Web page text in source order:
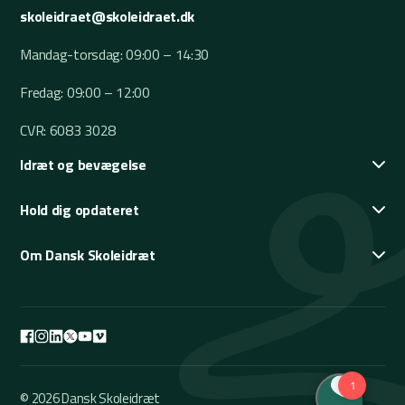
skoleidraet@skoleidraet.dk
Mandag-torsdag: 09:00 – 14:30
Fredag: 09:00 – 12:00
CVR: 6083 3028
Idræt og bevægelse
Hold dig opdateret
Om Dansk Skoleidræt
© 2026 Dansk Skoleidræt